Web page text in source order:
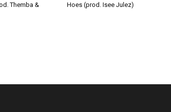
Themba &
Hoes (prod. Isee Julez)